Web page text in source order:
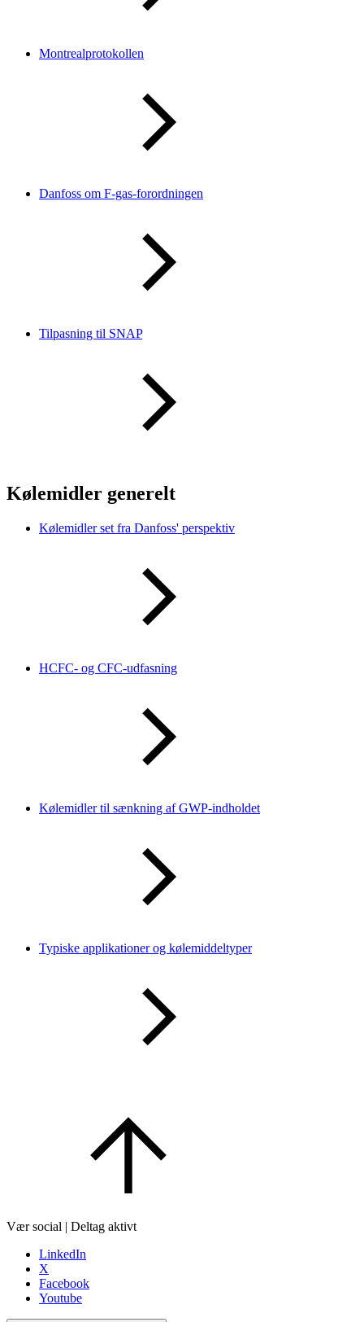
Montrealprotokollen
Danfoss om F-gas-forordningen
Tilpasning til SNAP
Kølemidler generelt
Kølemidler set fra Danfoss' perspektiv
HCFC- og CFC-udfasning
Kølemidler til sænkning af GWP-indholdet
Typiske applikationer og kølemiddeltyper
Vær social | Deltag aktivt
LinkedIn
X
Facebook
Youtube